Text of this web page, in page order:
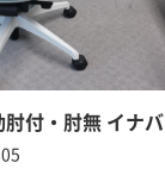
付・肘無 イナバ